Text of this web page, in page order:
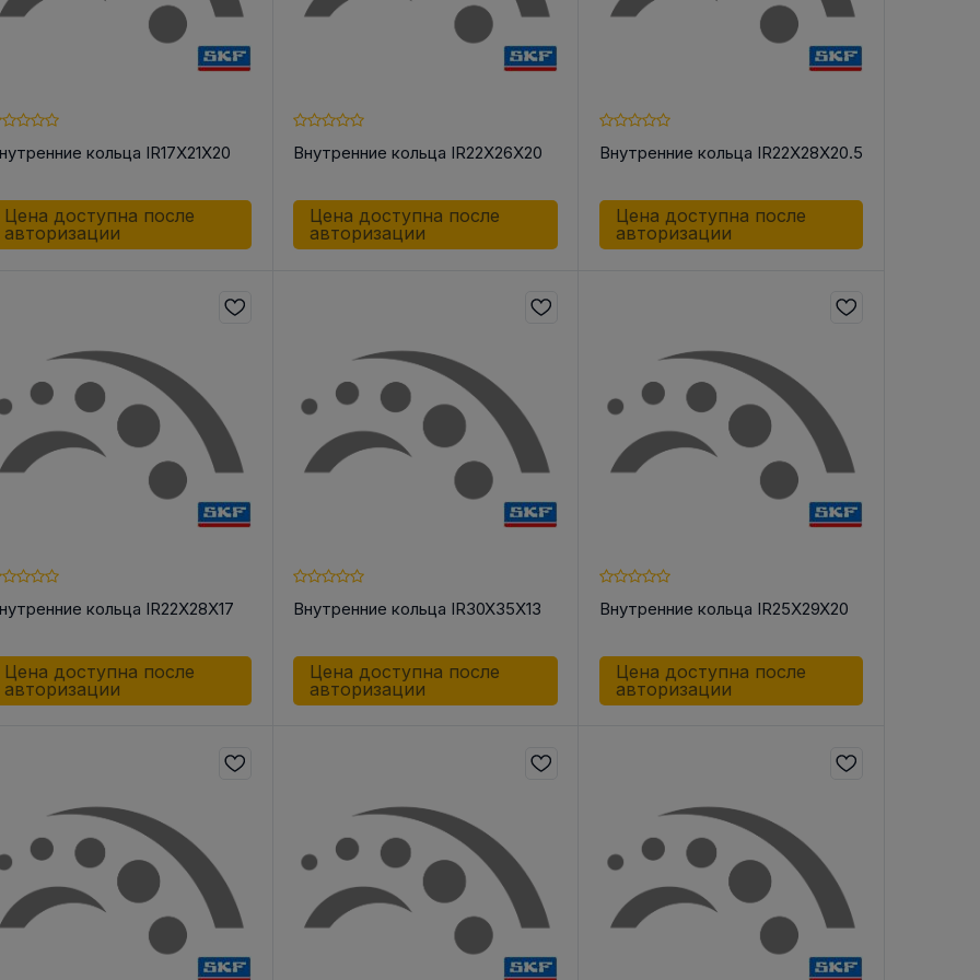
кольца IR17X21X20
Цена доступна после
авторизации
Внутренние кольца IR22X26X20
Цена доступна после
авторизации
Внутренние кольца IR22X28X20.5
Цена доступна после
авторизации
кольца IR22X28X17
Цена доступна после
авторизации
Внутренние кольца IR30X35X13
Цена доступна после
авторизации
Внутренние кольца IR25X29X20
Цена доступна после
авторизации